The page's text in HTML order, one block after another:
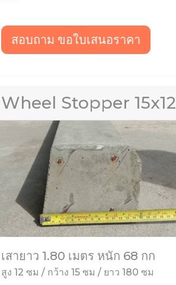
สอบถาม ขอใบเสนอราคา
Wheel Stopper 15x12
เสายาว 1.80 เมตร หนัก 68 กก
สูง 12 ซม / กว้าง 15 ซม / ยาว 180 ซม